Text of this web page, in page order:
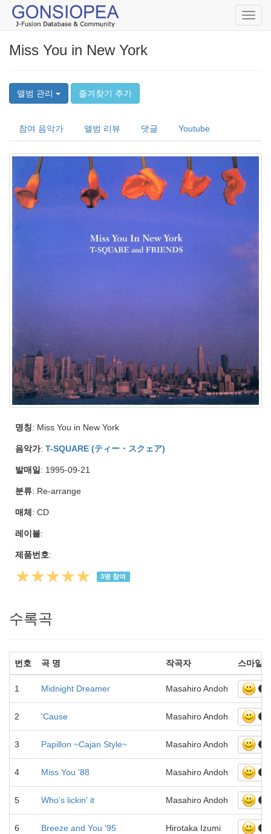
Miss You in New York
앨범 관리 즐겨찾기 추가
참여 음악가 앨범 리뷰 댓글 Youtube
명칭: Miss You in New York
음악가: T-SQUARE (ティー・スクェア)
발매일 : 1995-09-21
분류: Re-arrange
매체 : CD
레이블:
제품번호:
★★★★★ 3명 참여
수록곡
번호 곡 명 작곡자 스마일
1 Midnight Dreamer Masahiro Andoh
2 'Cause Masahiro Andoh
3 Papillon ~Cajan Style~ Masahiro Andoh
4 Miss You '88 Masahiro Andoh
5 Who's lickin' it Masahiro Andoh
6 Breeze and You '95 Hirotaka Izumi